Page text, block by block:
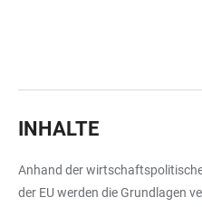
INHALTE
Anhand der
der EU werden die Grundlagen